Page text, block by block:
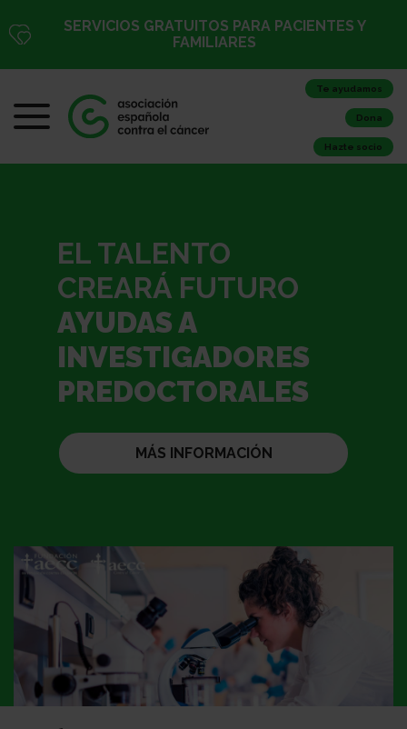
SERVICIOS GRATUITOS PARA PACIENTES Y
FAMILIARES
Te ayudamos
Dona
Hazte socio
EL TALENTO
CREARÁ FUTURO
AYUDAS A
INVESTIGADORES
PREDOCTORALES
MÁS INFORMACIÓN